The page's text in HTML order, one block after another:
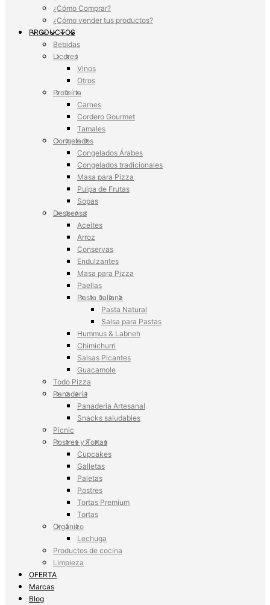
¿Cómo Comprar?
¿Cómo vender tus productos?
PRODUCTOS
Bebidas
Licores
Vinos
Otros
Proteína
Carnes
Cordero Gourmet
Tamales
Congelados
Congelados Árabes
Congelados tradicionales
Masa para Pizza
Pulpa de Frutas
Sopas
Despensa
Aceites
Arroz
Conservas
Endulzantes
Masa para Pizza
Paellas
Pasta Italiana
Pasta Natural
Salsa para Pastas
Hummus & Labneh
Chimichurri
Salsas Picantes
Guacamole
Todo Pizza
Panadería
Panadería Artesanal
Snacks saludables
Picnic
Postres y Tortas
Cupcakes
Galletas
Paletas
Postres
Tortas Premium
Tortas
Orgánico
Lechuga
Productos de cocina
Limpieza
OFERTA
Marcas
Blog